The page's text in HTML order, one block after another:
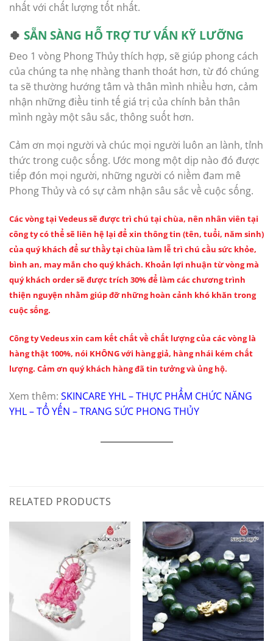
nhất với chất lượng tốt nhất.
🍀 SẴN SÀNG HỖ TRỢ TƯ VẤN KỸ LƯỠNG
Đeo 1 vòng Phong Thủy thích hợp, sẽ giúp phong cách
của chúng ta nhẹ nhàng thanh thoát hơn, từ đó chúng
ta sẽ thường hướng tâm và thân mình nhiều hơn, cảm
nhận những điều tinh tế giá trị của chính bản thân
mình ngày một sâu sắc, thông suốt hơn.
Cảm ơn mọi người và chúc mọi người luôn an lành, tỉnh
thức trong cuộc sống. Ước mong một dịp nào đó được
tiếp đón mọi người, những người có niềm đam mê
Phong Thủy và có sự cảm nhận sâu sắc về cuộc sống.
Các vòng tại Vedeus sẽ được trì chú tại chùa, nên nhân viên tại
công ty có thể sẽ liên hệ lại để xin thông tin (tên, tuổi, năm sinh)
của quý khách để sư thầy tại chùa làm lễ trì chú cầu sức khỏe,
bình an, may mắn cho quý khách. Khoản lợi nhuận từ vòng mà
quý khách order sẽ được trích 30% để làm các chương trình
thiện nguyện nhằm giúp đỡ những hoàn cảnh khó khăn trong
cuộc sống.
Công ty Vedeus xin cam kết chất về chất lượng của các vòng là
hàng thật 100%, nói KHÔNG với hàng giả, hàng nhái kém chất
lượng. Cảm ơn quý khách hàng đã tin tưởng và ủng hộ.
Xem thêm: SKINCARE YHL–THỰC PHẨM CHỨC NĂNG
YHL–TỔ YẾN –TRANG SỨC PHONG THỦY
RELATED PRODUCTS